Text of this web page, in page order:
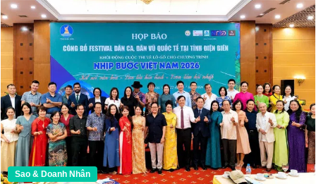
Sao & Doanh Nhân